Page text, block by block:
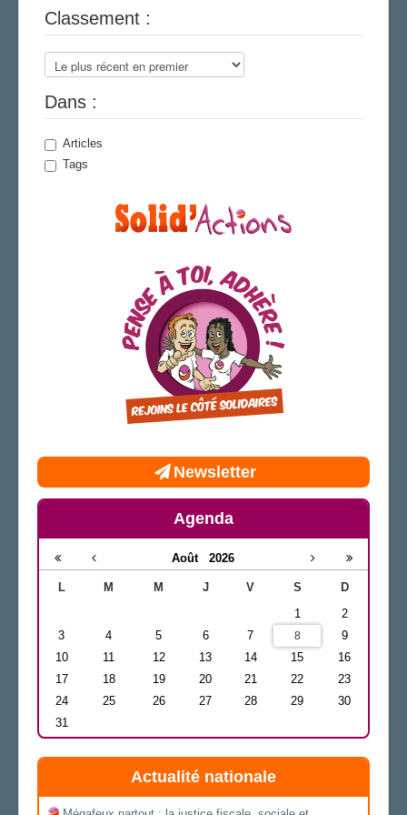
AGENDA
ADHÉRER
Classement :
Dans :
Articles
Tags
Newsletter
Agenda
Août 2026
L M M J V S
D
1
2
3
4 5 6 7 8
9
10
11 12 13 14 15
16
17
18 19 20 21 22
23
24
25 26 27 28 29
30
31
Actualité nationale